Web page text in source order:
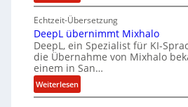
C
-
V
e
b
o
n
E
v
a
-
M
a
r
i
Echtzeit-Übersetzung
DeepL übernimmt Mixhalo
DeepL, ein Spezialist für KI-
die Übernahme von Mixhalo
einem in San…
Weiterlesen:
D